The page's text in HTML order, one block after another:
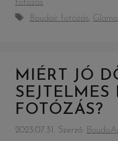
fotózás
Boudoir fotózás,
MIÉRT JÓ
SEJTELMES
FOTÓZÁS?
2023.07.31. Szerző: